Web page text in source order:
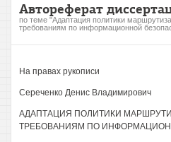
Автореферат
по теме "Адаптация политики
требованиям по информационной
На правах рукописи
Сереченко Денис Владимирович
АДАПТАЦИЯ ПОЛИТИКИ
ТРЕБОВАНИЯМ ПО